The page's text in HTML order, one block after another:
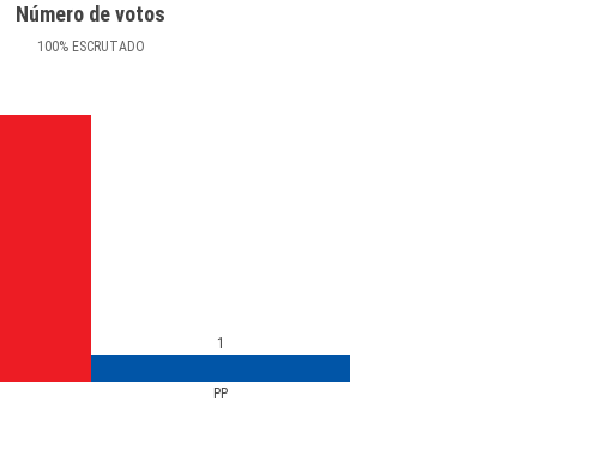
Número de votos
100%ESCRUTADO
PP
1